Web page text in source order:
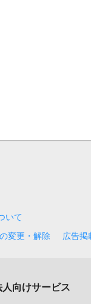
いて
変更・解除
広告掲
人向けサービス